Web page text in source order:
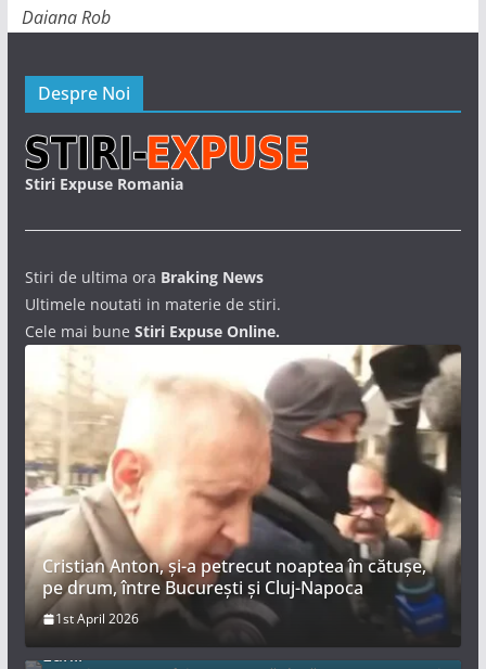
Daiana Rob
Despre Noi
Stiri Expuse Romania
Stiri de ultima ora Braking News
Ultimele noutati in materie de stiri.
Cele mai bune Stiri Expuse Online.
Cristian Anton, și-a petrecut noaptea în cătușe,
pe drum, între București și Cluj-Napoca
1st April 2026
Artemis II a NASA își propune să ducă patru
astronauți într-un zbor spațial record în jurul
Lunii